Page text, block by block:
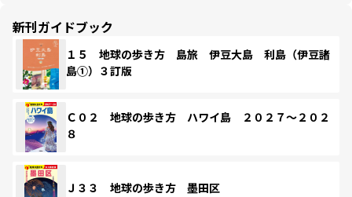
新刊ガイドブック
１５ 地球の歩き方 島旅 伊豆大島 利島（伊豆諸
島①）３訂版
Ｃ０２ 地球の歩き方 ハワイ島 ２０２７～２０２
８
Ｊ３３ 地球の歩き方 墨田区